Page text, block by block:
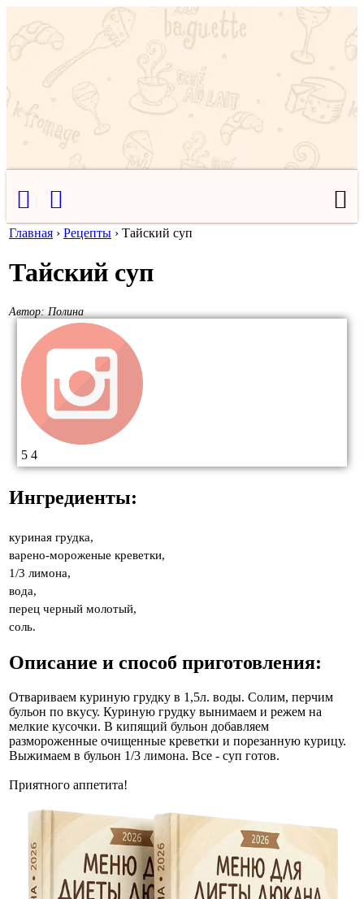
Главная › Рецепты › Тайский суп
Тайский суп
Автор: Полина
5 4
Ингредиенты:
куриная грудка,
варено-мороженые креветки,
1/3 лимона,
вода,
перец черный молотый,
соль.
Описание и способ приготовления:
Отвариваем куриную грудку в 1,5л. воды. Солим, перчим
бульон по вкусу. Куриную грудку вынимаем и режем на
мелкие кусочки. В кипящий бульон добавляем
размороженные очищенные креветки и порезанную курицу.
Выжимаем в бульон 1/3 лимона. Все - суп готов.
Приятного аппетита!